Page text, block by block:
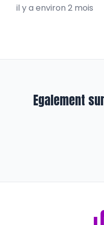
il y a environ 2 mois
Egalement